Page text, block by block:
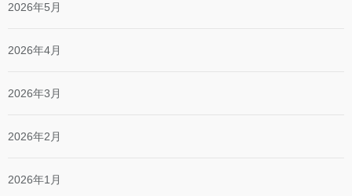
2026年5月
2026年4月
2026年3月
2026年2月
2026年1月